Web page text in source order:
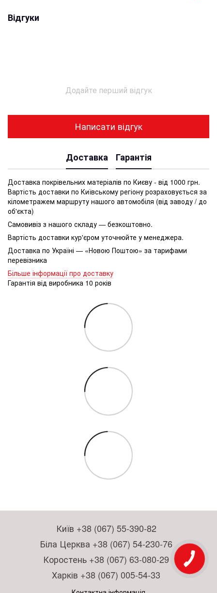
Відгуки
Додайте перший відгук
Написати відгук
Доставка Гарантія
Доставка покрівельних матеріалів по Києву - від 1000 грн.
Вартість доставки по Київському регіону розраховується за
кілометражем маршруту нашого автомобіля (від заводу / до
об'єкта)
Самовивіз з нашого складу — безкоштовно.
Вартість доставки кур'єром уточнюйте у менеджера.
Доставка по Україні — «Новою Поштою» за тарифами
перевізника
Більше інформації про доставку
Гарантія від виробника 10 років
Київ +38 (067) 55-390-82
Біла Церква +38 (067) 54-230-76
Коростень +38 (067) 63-080-29
Харків +38 (067) 005-54-33